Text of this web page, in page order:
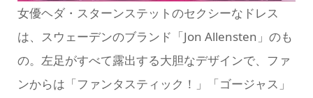
女優ヘダ・スターンステットのセクシーなドレス
は、スウェーデンのブランド「Jon Allensten」のも
の。左足がすべて露出する大胆なデザインで、ファ
ンからは「ファンタスティック！」「ゴージャス」